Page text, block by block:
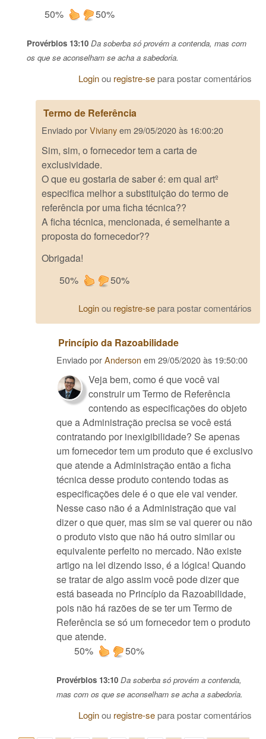
50%
50%
Provérbios 13:10 Da soberba só provém a contenda, mas com
os que se aconselham se acha a sabedoria.
Loginou registre-separa postar comentários
Termo de Referência
Enviado porVivianyem 29/05/2020 às 16:00:20
Sim, sim, o fornecedor tem a carta de
exclusividade.
O que eu gostaria de saber é: em qual artº
especifica melhor a substituição do termo de
referência por uma ficha técnica??
A ficha técnica, mencionada, é semelhante a
proposta do fornecedor??
Obrigada!
50%
50%
Loginou registre-separa postar comentários
Princípio da Razoabilidade
Enviado porAnderson em 29/05/2020 às 19:50:00
Veja bem, como é que você vai
construir um Termo de Referência
contendo as especificações do objeto
que a Administração precisa se você está
contratando por inexigibilidade? Se apenas
um fornecedor tem um produto que é exclusivo
que atende a Administração então a ficha
técnica desse produto contendo todas as
especificações dele é o que ele vai vender.
Nesse caso não é a Administração que vai
dizer o que quer, mas sim se vai querer ou não
o produto visto que não há outro similar ou
equivalente perfeito no mercado. Não existe
artigo na lei dizendo isso, é a lógica! Quando
se tratar de algo assim você pode dizer que
está baseada no Princípio da Razoabilidade,
pois não há razões de se ter um Termo de
Referência se só um fornecedor tem o produto
que atende.
50%
50%
Provérbios 13:10 Da soberba só provém a contenda,
mas com os que se aconselham se acha a sabedoria.
Loginou registre-separa postar comentários